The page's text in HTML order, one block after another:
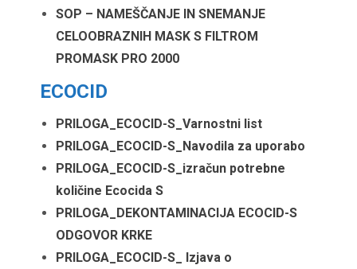
SOP – NAMEŠČANJE IN SNEMANJE
CELOOBRAZNIH MASK S FILTROM
PROMASK PRO 2000
ECOCID
PRILOGA_ECOCID-S_Varnostni list
PRILOGA_ECOCID-S_Navodila za uporabo
PRILOGA_ECOCID-S_izračun potrebne
količine Ecocida S
PRILOGA_DEKONTAMINACIJA ECOCID-S
ODGOVOR KRKE
PRILOGA_ECOCID-S_ Izjava o